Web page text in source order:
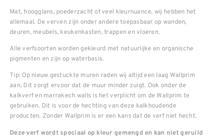
Mat, hoogglans, poederzacht of veel kleurnuance, wij hebben het
allemaal. De verven zijn onder andere toepasbaar op wanden,
deuren, meubels, keukenkasten, trappen en vloeren.
Alle verfsoorten worden gekleurd met natuurlijke en organische
pigmenten en zijn op waterbasis.
Tip: Op nieuw gestuckte muren raden wij altijd een laag Wallprim
aan. Dit zorgt ervoor dat de muur minder zuigt. Ook onder de
kalkverf en marrakech walls is het verplicht om de Wallprim te
gebruiken. Dit is voor de hechting van deze kalkhoudende
producten. Zonder Wallprim is er een kans dat de verf niet hecht.
Deze verf wordt speciaal op kleur gemengd en kan niet geruild